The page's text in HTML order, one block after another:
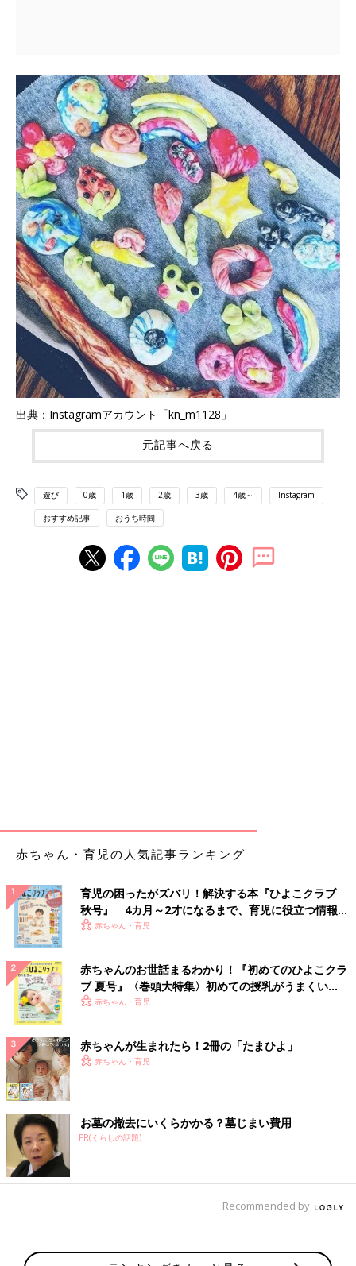
出典：Instagramアカウント「kn_m1128」
元記事へ戻る
遊び 0歳 1歳 2歳 3歳 4歳～ Instagram
おすすめ記事 おうち時間
赤ちゃん・育児の人気記事ランキング
育児の困ったがズバリ！解決する本『ひよこクラブ
秋号』 4カ月～2才になるまで、育児に役立つ情報が
いっぱい！
赤ちゃん・育児
赤ちゃんのお世話まるわかり！『初めてのひよこクラ
ブ 夏号』〈巻頭大特集〉初めての授乳がうまくい
く！ おっぱい・ミルクの基本と夏のトラブル 解決テ
赤ちゃん・育児
赤ちゃんが生まれたら！2冊の「たまひよ」
赤ちゃん・育児
お墓の撤去にいくらかかる？墓じまい費用
PR(くらしの話題)
Recommended by